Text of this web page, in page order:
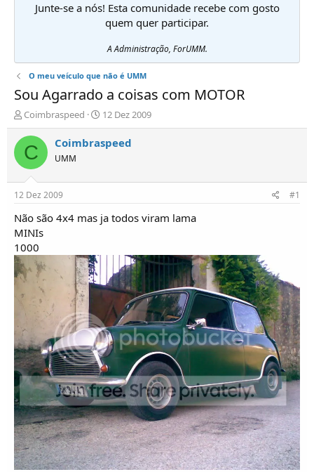
Junte-se a nós! Esta comunidade recebe com gosto
quem quer participar.
A Administração, ForUMM.
O meu veículo que não é UMM
Sou Agarrado a coisas com MOTOR
I
n
i
c
i
d
o
r
d
e
T
ó
p
o
s
Coimbraspeed
D
a
t
a
í
c
o
12 Dez 2009
C Coimbraspeed
UMM
12 Dez 2009 #1
Não são 4x4 mas ja todos viram lama
MINIs
1000